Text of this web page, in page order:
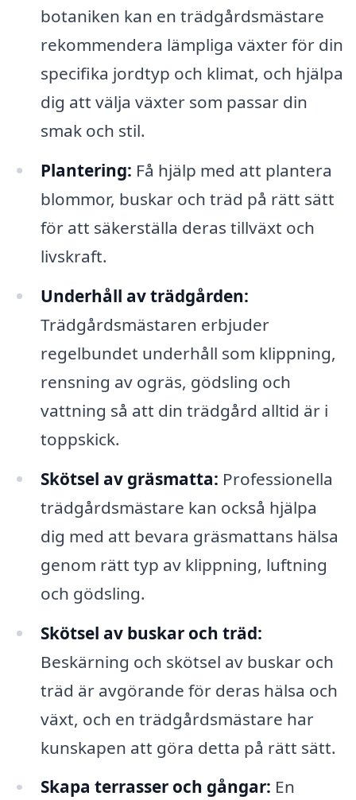
botaniken kan en trädgårdsmästare
rekommendera lämpliga växter för din
specifika jordtyp och klimat, och hjälpa
dig att välja växter som passar din
smak och stil.
Plantering: Få hjälp med att plantera
blommor, buskar och träd på rätt sätt
för att säkerställa deras tillväxt och
livskraft.
Underhåll av trädgården:
Trädgårdsmästaren erbjuder
regelbundet underhåll som klippning,
rensning av ogräs, gödsling och
vattning så att din trädgård alltid är i
toppskick.
Skötsel av gräsmatta: Professionella
trädgårdsmästare kan också hjälpa
dig med att bevara gräsmattans hälsa
genom rätt typ av klippning, luftning
och gödsling.
Skötsel av buskar och träd:
Beskärning och skötsel av buskar och
träd är avgörande för deras hälsa och
växt, och en trädgårdsmästare har
kunskapen att göra detta på rätt sätt.
Skapa terrasser och gångar: En